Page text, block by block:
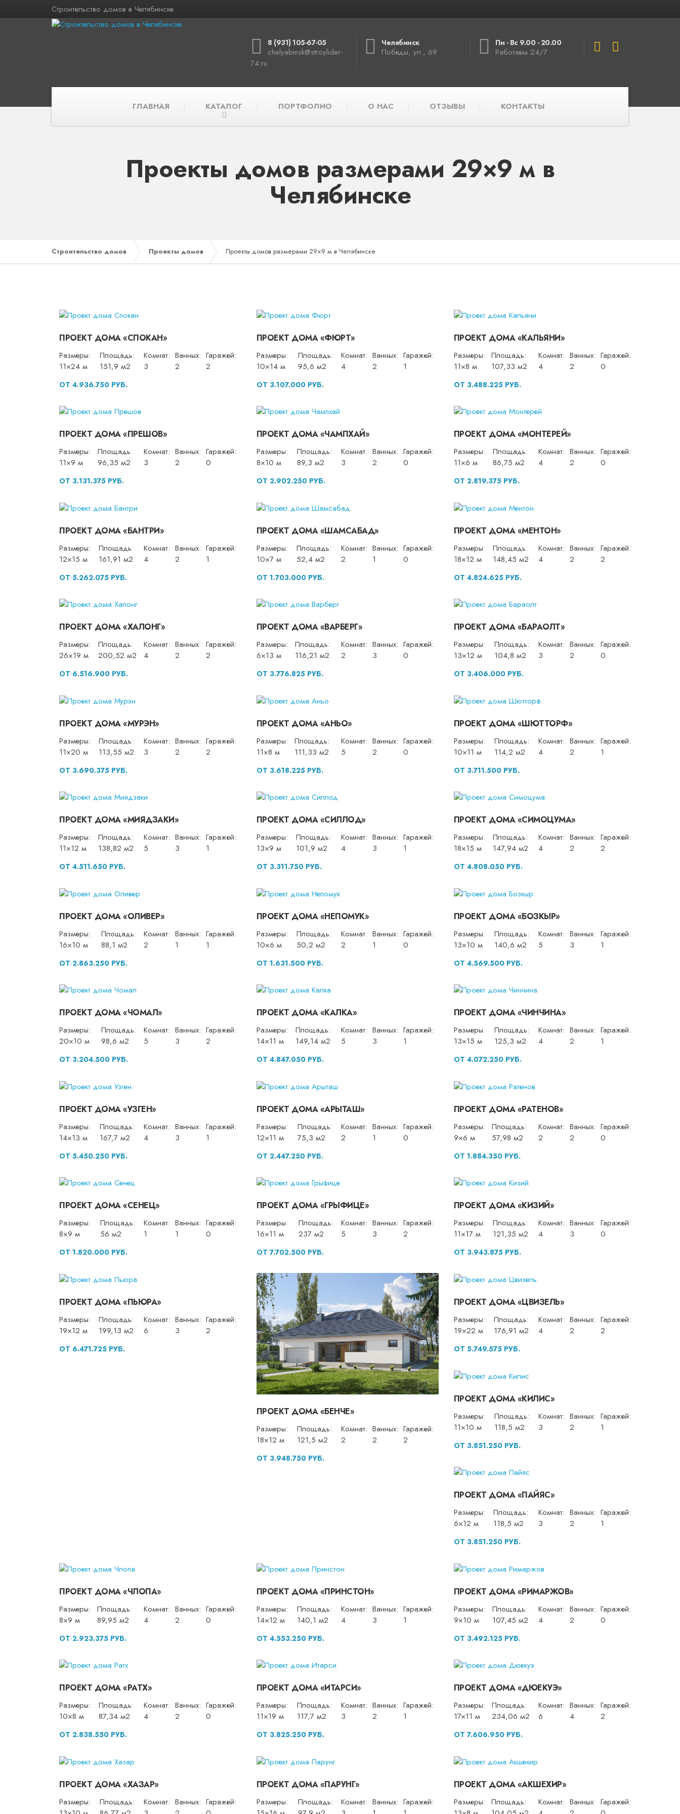
Строительство домов в Челябинске
8 (931) 105-67-05
chelyabinsk@stroylider-
74.ru
Челябинск
Победы, ул., 69
Пн - Вс 9.00 - 20.00
Работаем 24/7
ГЛАВНАЯ КАТАЛОГ ПОРТФОЛИО О НАС ОТЗЫВЫ КОНТАКТЫ
Проекты домов размерами 29×9 м в
Челябинске
Строительство домов Проекты домов Проекты домов размерами 29×9 м в Челябинске
ПРОЕКТ ДОМА «СПОКАН»
Размеры:
11×24 м
Площадь:
151,9 м2
Комнат:
3
Ванных:
2
Гаражей:
2
ОТ 4.936.750 РУБ.
ПРОЕКТ ДОМА «ФЮРТ»
Размеры:
10×14 м
Площадь:
95,6 м2
Комнат:
4
Ванных:
2
Гаражей:
1
ОТ 3.107.000 РУБ.
ПРОЕКТ ДОМА «КАЛЬЯНИ»
Размеры:
11×8 м
Площадь:
107,33 м2
Комнат:
4
Ванных:
2
Гаражей:
0
ОТ 3.488.225 РУБ.
ПРОЕКТ ДОМА «ПРЕШОВ»
Размеры:
11×9 м
Площадь:
96,35 м2
Комнат:
3
Ванных:
2
Гаражей:
0
ОТ 3.131.375 РУБ.
ПРОЕКТ ДОМА «ЧАМПХАЙ»
Размеры:
8×10 м
Площадь:
89,3 м2
Комнат:
3
Ванных:
2
Гаражей:
0
ОТ 2.902.250 РУБ.
ПРОЕКТ ДОМА «МОНТЕРЕЙ»
Размеры:
11×6 м
Площадь:
86,75 м2
Комнат:
4
Ванных:
2
Гаражей:
0
ОТ 2.819.375 РУБ.
ПРОЕКТ ДОМА «БАНТРИ»
Размеры:
12×15 м
Площадь:
161,91 м2
Комнат:
4
Ванных:
2
Гаражей:
1
ОТ 5.262.075 РУБ.
ПРОЕКТ ДОМА «ШАМСАБАД»
Размеры:
10×7 м
Площадь:
52,4 м2
Комнат:
2
Ванных:
1
Гаражей:
0
ОТ 1.703.000 РУБ.
ПРОЕКТ ДОМА «МЕНТОН»
Размеры:
18×12 м
Площадь:
148,45 м2
Комнат:
4
Ванных:
2
Гаражей:
2
ОТ 4.824.625 РУБ.
ПРОЕКТ ДОМА «ХАЛОНГ»
Размеры:
26×19 м
Площадь:
200,52 м2
Комнат:
4
Ванных:
2
Гаражей:
2
ОТ 6.516.900 РУБ.
ПРОЕКТ ДОМА «ВАРБЕРГ»
Размеры:
6×13 м
Площадь:
116,21 м2
Комнат:
2
Ванных:
3
Гаражей:
0
ОТ 3.776.825 РУБ.
ПРОЕКТ ДОМА «БАРАОЛТ»
Размеры:
13×12 м
Площадь:
104,8 м2
Комнат:
3
Ванных:
2
Гаражей:
0
ОТ 3.406.000 РУБ.
ПРОЕКТ ДОМА «МУРЭН»
Размеры:
11×20 м
Площадь:
113,55 м2
Комнат:
3
Ванных:
2
Гаражей:
2
ОТ 3.690.375 РУБ.
ПРОЕКТ ДОМА «АНЬО»
Размеры:
11×8 м
Площадь:
111,33 м2
Комнат:
5
Ванных:
2
Гаражей:
0
ОТ 3.618.225 РУБ.
ПРОЕКТ ДОМА «ШЮТТОРФ»
Размеры:
10×11 м
Площадь:
114,2 м2
Комнат:
4
Ванных:
2
Гаражей:
1
ОТ 3.711.500 РУБ.
ПРОЕКТ ДОМА «МИЯДЗАКИ»
Размеры:
11×12 м
Площадь:
138,82 м2
Комнат:
5
Ванных:
3
Гаражей:
1
ОТ 4.511.650 РУБ.
ПРОЕКТ ДОМА «СИЛЛОД»
Размеры:
13×9 м
Площадь:
101,9 м2
Комнат:
4
Ванных:
3
Гаражей:
1
ОТ 3.311.750 РУБ.
ПРОЕКТ ДОМА «СИМОЦУМА»
Размеры:
18×15 м
Площадь:
147,94 м2
Комнат:
4
Ванных:
2
Гаражей:
2
ОТ 4.808.050 РУБ.
ПРОЕКТ ДОМА «ОЛИВЕР»
Размеры:
16×10 м
Площадь:
88,1 м2
Комнат:
2
Ванных:
1
Гаражей:
1
ОТ 2.863.250 РУБ.
ПРОЕКТ ДОМА «НЕПОМУК»
Размеры:
10×6 м
Площадь:
50,2 м2
Комнат:
2
Ванных:
1
Гаражей:
0
ОТ 1.631.500 РУБ.
ПРОЕКТ ДОМА «БОЗКЫР»
Размеры:
13×10 м
Площадь:
140,6 м2
Комнат:
5
Ванных:
3
Гаражей:
1
ОТ 4.569.500 РУБ.
ПРОЕКТ ДОМА «ЧОМАЛ»
Размеры:
20×10 м
Площадь:
98,6 м2
Комнат:
5
Ванных:
3
Гаражей:
2
ОТ 3.204.500 РУБ.
ПРОЕКТ ДОМА «КАЛКА»
Размеры:
14×11 м
Площадь:
149,14 м2
Комнат:
5
Ванных:
3
Гаражей:
1
ОТ 4.847.050 РУБ.
ПРОЕКТ ДОМА «ЧИНЧИНА»
Размеры:
13×15 м
Площадь:
125,3 м2
Комнат:
4
Ванных:
2
Гаражей:
1
ОТ 4.072.250 РУБ.
ПРОЕКТ ДОМА «УЗГЕН»
Размеры:
14×13 м
Площадь:
167,7 м2
Комнат:
4
Ванных:
3
Гаражей:
1
ОТ 5.450.250 РУБ.
ПРОЕКТ ДОМА «АРЫТАШ»
Размеры:
12×11 м
Площадь:
75,3 м2
Комнат:
2
Ванных:
1
Гаражей:
0
ОТ 2.447.250 РУБ.
ПРОЕКТ ДОМА «РАТЕНОВ»
Размеры:
9×6 м
Площадь:
57,98 м2
Комнат:
2
Ванных:
2
Гаражей:
0
ОТ 1.884.350 РУБ.
ПРОЕКТ ДОМА «СЕНЕЦ»
Размеры:
8×9 м
Площадь:
56 м2
Комнат:
1
Ванных:
1
Гаражей:
0
ОТ 1.820.000 РУБ.
ПРОЕКТ ДОМА «ГРЫФИЦЕ»
Размеры:
16×11 м
Площадь:
237 м2
Комнат:
5
Ванных:
3
Гаражей:
2
ОТ 7.702.500 РУБ.
ПРОЕКТ ДОМА «КИЗИЙ»
Размеры:
11×17 м
Площадь:
121,35 м2
Комнат:
4
Ванных:
3
Гаражей:
0
ОТ 3.943.875 РУБ.
ПРОЕКТ ДОМА «ПЬЮРА»
Размеры:
19×12 м
Площадь:
199,13 м2
Комнат:
6
Ванных:
3
Гаражей:
2
ОТ 6.471.725 РУБ.
ПРОЕКТ ДОМА «БЕНЧЕ»
Размеры:
18×12 м
Площадь:
121,5 м2
Комнат:
2
Ванных:
2
Гаражей:
2
ОТ 3.948.750 РУБ.
ПРОЕКТ ДОМА «ЦВИЗЕЛЬ»
Размеры:
19×22 м
Площадь:
176,91 м2
Комнат:
4
Ванных:
2
Гаражей:
2
ОТ 5.749.575 РУБ.
ПРОЕКТ ДОМА «КИЛИС»
Размеры:
11×10 м
Площадь:
118,5 м2
Комнат:
3
Ванных:
2
Гаражей:
1
ОТ 3.851.250 РУБ.
ПРОЕКТ ДОМА «ПАЙЯС»
Размеры:
6×12 м
Площадь:
118,5 м2
Комнат:
3
Ванных:
2
Гаражей:
1
ОТ 3.851.250 РУБ.
ПРОЕКТ ДОМА «ЧЛОПА»
Размеры:
8×9 м
Площадь:
89,95 м2
Комнат:
4
Ванных:
2
Гаражей:
0
ОТ 2.923.375 РУБ.
ПРОЕКТ ДОМА «ПРИНСТОН»
Размеры:
14×12 м
Площадь:
140,1 м2
Комнат:
4
Ванных:
3
Гаражей:
1
ОТ 4.553.250 РУБ.
ПРОЕКТ ДОМА «РИМАРЖОВ»
Размеры:
9×10 м
Площадь:
107,45 м2
Комнат:
4
Ванных:
2
Гаражей:
0
ОТ 3.492.125 РУБ.
ПРОЕКТ ДОМА «РАТХ»
Размеры:
10×8 м
Площадь:
87,34 м2
Комнат:
4
Ванных:
2
Гаражей:
0
ОТ 2.838.550 РУБ.
ПРОЕКТ ДОМА «ИТАРСИ»
Размеры:
11×19 м
Площадь:
117,7 м2
Комнат:
3
Ванных:
2
Гаражей:
1
ОТ 3.825.250 РУБ.
ПРОЕКТ ДОМА «ДЮЕКУЭ»
Размеры:
17×11 м
Площадь:
234,06 м2
Комнат:
6
Ванных:
4
Гаражей:
2
ОТ 7.606.950 РУБ.
ПРОЕКТ ДОМА «ХАЗАР»
Размеры:
Площадь:
Комнат: Ванных: Гаражей:
ПРОЕКТ ДОМА «ПАРУНГ»
Размеры:
Площадь:
Комнат: Ванных: Гаражей:
ПРОЕКТ ДОМА «АКШЕХИР»
Размеры:
Площадь:
Комнат: Ванных: Гаражей: